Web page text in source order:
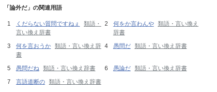
「論外だ」の関連用語
くだらない質問ですねぇ
類語・
言い換え辞書
何をか言わんや 類語・言い換え
辞書
何を言おうか 類語・言い換え辞
書
愚問だ 類語・言い換え辞書
愚問だね 類語・言い換え辞書 愚論だ 類語・言い換え辞書
言語道断の 類語・言い換え辞書